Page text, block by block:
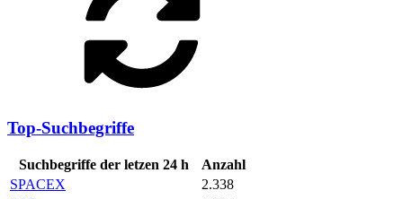
Top-Suchbegriffe
Suchbegriffe der letzen 24 h
Anzahl
SPACEX
2.338